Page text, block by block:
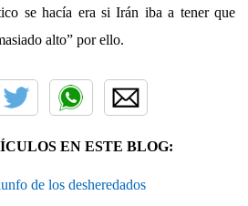
se hacía era si Irán iba a tener que
alto” por ello.
EN ESTE BLOG:
de los desheredados